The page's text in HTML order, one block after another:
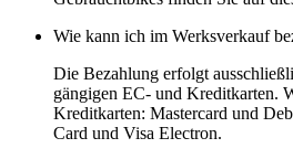
Wie kann ich im Werksverkauf
Die Bezahlung erfolgt
gängigen EC- und Kreditkarten.
Kreditkarten: Mastercard und
Card und Visa Electron.